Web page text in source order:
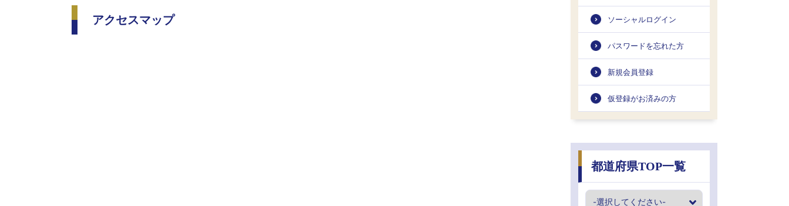
アクセスマップ ソーシャルログイン
パスワードを忘れた方
新規会員登録
仮登録がお済みの方
都道府県TOP一覧